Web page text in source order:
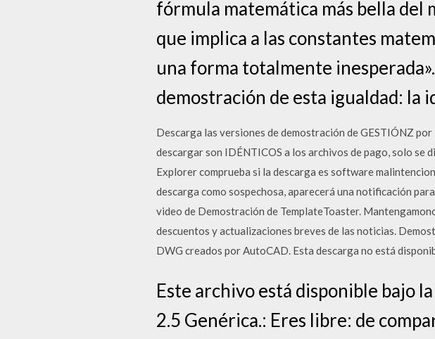
fórmula matemática más bella del
que implica a las constantes
una forma totalmente
demostración de esta igualdad: la
Descarga las versiones de demostración de GESTIÓNZ
descargar son IDÉNTICOS a los archivos de pago, solo
Explorer comprueba si la descarga es software
descarga como sospechosa, aparecerá una notificación
video de Demostración de TemplateToaster.
descuentos y actualizaciones breves de las noticias.
DWG creados por AutoCAD. Esta descarga no está
Este archivo está disponible bajo
2.5 Genérica.: Eres libre: de